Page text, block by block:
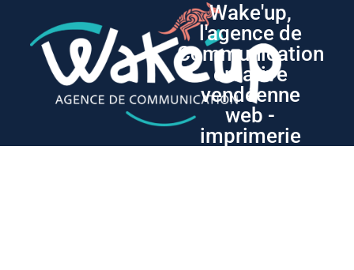
Wake'up,
l'agence de
Communication
créative
vendéenne
web -
imprimerie